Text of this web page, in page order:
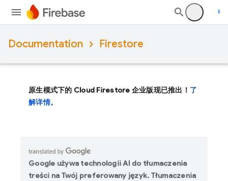
Documentation Firestore
原生模式下的 Cloud Firestore 企业版现已推出！ 了
解详情。
Google używa technologii AI do tłumaczenia
treści na Twój preferowany język. Tłumaczenia